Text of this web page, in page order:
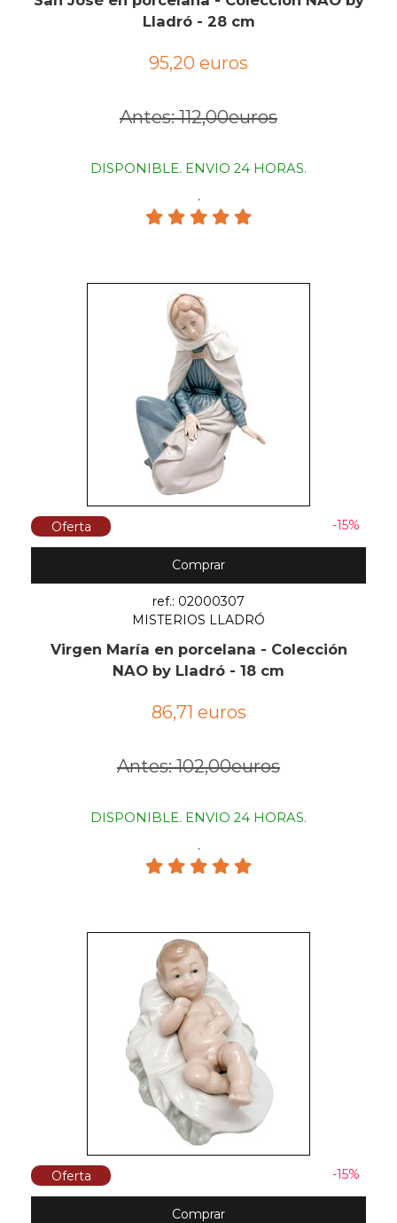
Lladró - 28 cm
95,20 euros
Antes: 112,00euros
DISPONIBLE. ENVIO 24 HORAS.
.
Oferta -15%
Comprar
ref.: 02000307
MISTERIOS LLADRÓ
Virgen María en porcelana - Colección
NAO by Lladró - 18 cm
86,71 euros
Antes: 102,00euros
DISPONIBLE. ENVIO 24 HORAS.
.
Oferta -15%
Comprar